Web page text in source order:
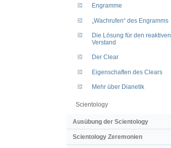
Engramme
„Wachrufen“ des Engramms
Die Lösung für den reaktiven
Verstand
Der Clear
Eigenschaften des Clears
Mehr über Dianetik
Scientology
Ausübung der Scientology
Scientology Zeremonien